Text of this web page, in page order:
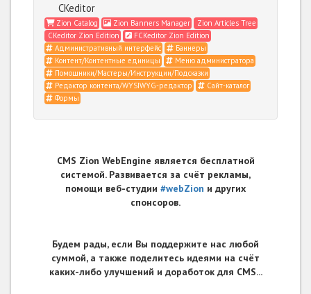
CKeditor
Zion Catalog Zion Banners Manager
Zion Articles Tree
CKeditor Zion Edition
FCKeditor Zion Edition
Административный интерфейс
Баннеры
Контент/Контентные единицы
Меню администратора
Помощники/Мастеры/Инструкции/Подсказки
Редактор контента/WYSIWYG-редактор
Сайт-каталог
Формы
CMS Zion WebEngine является бесплатной
системой. Развивается за счёт рекламы,
помощи веб-студии #webZion и других
спонсоров.
Будем рады, если Вы поддержите нас любой
суммой, а также поделитесь идеями на счёт
каких-либо улучшений и доработок для CMS...